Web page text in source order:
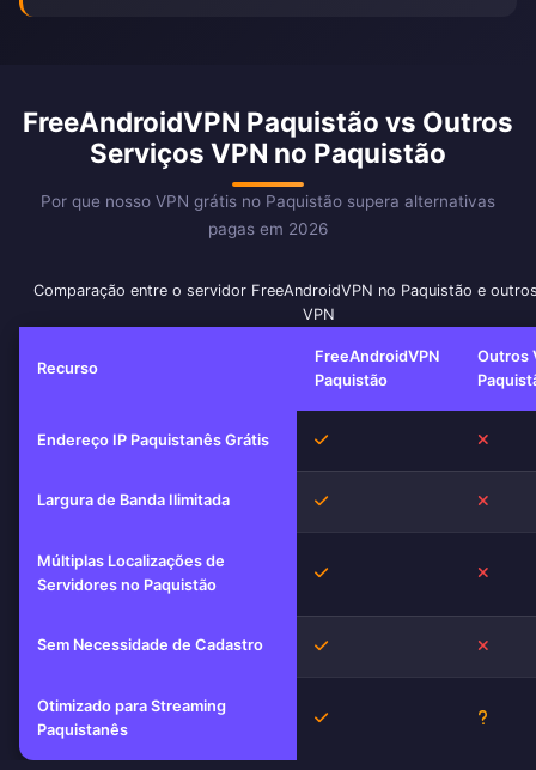
FreeAndroidVPN Paquistão vs Outros
Serviços VPN no Paquistão
Por que nosso VPN grátis no Paquistão supera alternativas
pagas em 2026
Comparação entre o servidor FreeAndroidVPN no Paquistão e
VPN
Recurso
FreeAndroidVPN
Paquistão
Outros
Endereço IP Paquistanês Grátis Sim
Largura de Banda Ilimitada Sim
Múltiplas Localizações de
Servidores no Paquistão
Sim
Sem Necessidade de Cadastro Sim
Otimizado para Streaming
Paquistanês
Sim